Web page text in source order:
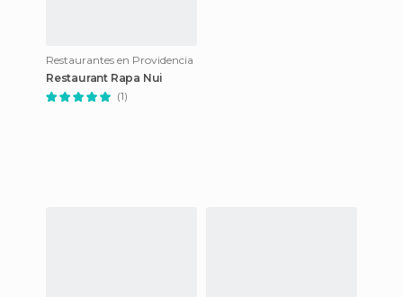
Restaurantes en Providencia
Restaurant Rapa Nui
(1)